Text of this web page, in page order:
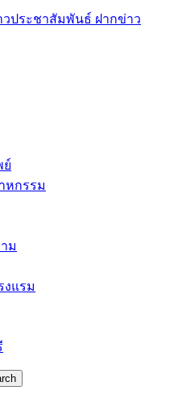
าวประชาสัมพันธ์ ฝากข่าว
ย์
หกรรม
ม
งแรม